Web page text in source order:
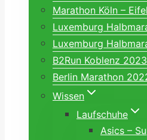
Marathon Köln – Eifel
Luxemburg
Luxemburg
B2Run Koblenz 2023
Berlin Marathon
Wissen
Laufschuhe
Asics –